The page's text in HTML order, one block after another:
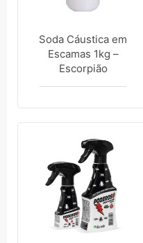
Soda Cáustica em
Escamas 1kg –
Escorpião